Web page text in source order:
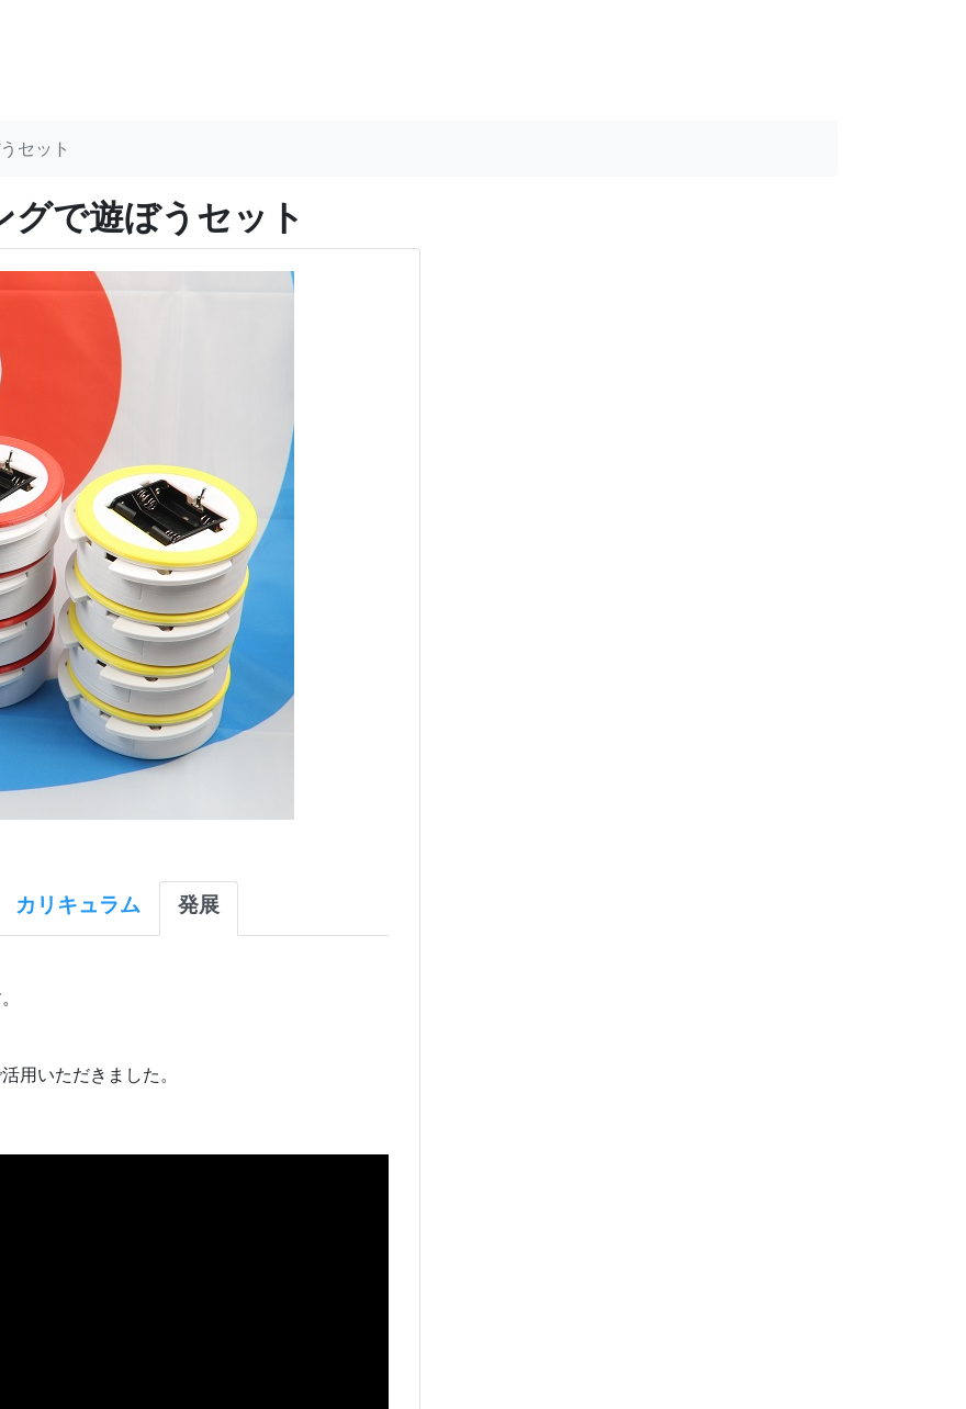
セット
で遊ぼうセット
カリキュラム 発展
用いただきました。